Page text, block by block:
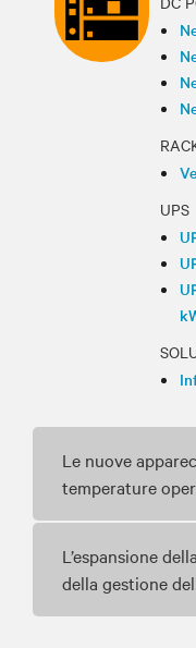
UPS
Le nuove
temperature
L’espansione
della gestione